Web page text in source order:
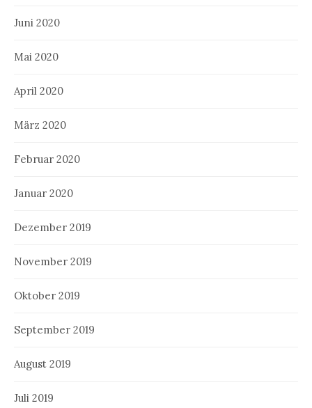
Juni 2020
Mai 2020
April 2020
März 2020
Februar 2020
Januar 2020
Dezember 2019
November 2019
Oktober 2019
September 2019
August 2019
Juli 2019